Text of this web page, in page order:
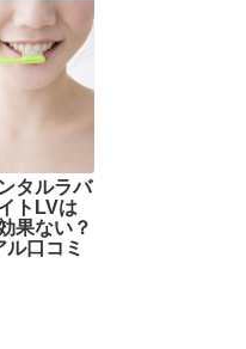
タルラバ
トLVは
果ない？
口コミ